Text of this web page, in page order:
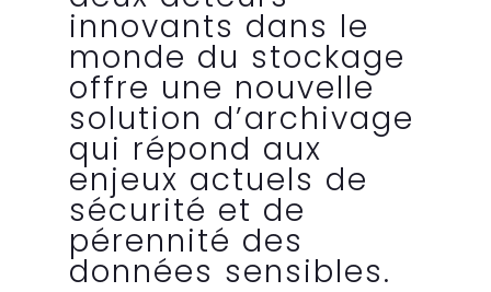
innovants dans le
monde du stockage
offre une nouvelle
solution d’archivage
qui répond aux
enjeux actuels de
sécurité et de
pérennité des
données sensibles.